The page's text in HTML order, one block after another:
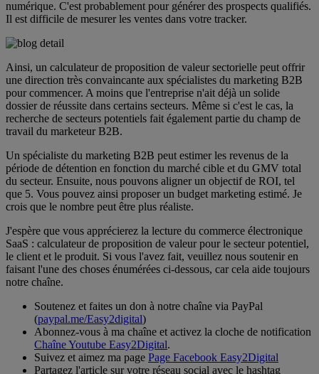
numérique. C'est probablement pour générer des prospects qualifiés.
Il est difficile de mesurer les ventes dans votre tracker.
Ainsi, un calculateur de proposition de valeur sectorielle peut offrir
une direction très convaincante aux spécialistes du marketing B2B
pour commencer. A moins que l'entreprise n'ait déjà un solide
dossier de réussite dans certains secteurs. Même si c'est le cas, la
recherche de secteurs potentiels fait également partie du champ de
travail du marketeur B2B.
Un spécialiste du marketing B2B peut estimer les revenus de la
période de détention en fonction du marché cible et du GMV total
du secteur. Ensuite, nous pouvons aligner un objectif de ROI, tel
que 5. Vous pouvez ainsi proposer un budget marketing estimé. Je
crois que le nombre peut être plus réaliste.
J'espère que vous apprécierez la lecture du commerce électronique
SaaS : calculateur de proposition de valeur pour le secteur potentiel,
le client et le produit. Si vous l'avez fait, veuillez nous soutenir en
faisant l'une des choses énumérées ci-dessous, car cela aide toujours
notre chaîne.
Soutenez et faites un don à notre chaîne via PayPal
(paypal.me/Easy2digital)
Abonnez-vous à ma chaîne et activez la cloche de notification
Chaîne Youtube Easy2Digital.
Suivez et aimez ma page Page Facebook Easy2Digital
Partagez l'article sur votre réseau social avec le hashtag